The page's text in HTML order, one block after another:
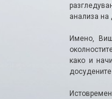
анализа на
Имено,
како и